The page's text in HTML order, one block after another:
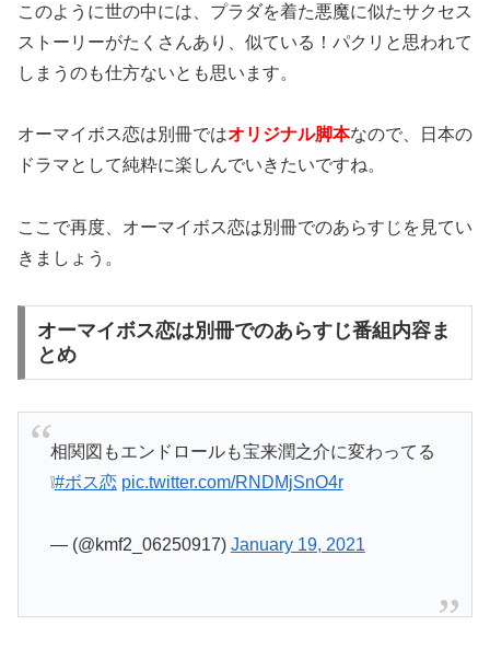
このように世の中には、プラダを着た悪魔に似たサクセス
ストーリーがたくさんあり、似ている！パクリと思われて
しまうのも仕方ないとも思います。
オーマイボス恋は別冊ではオリジナル脚本なので、日本の
ドラマとして純粋に楽しんでいきたいですね。
ここで再度、オーマイボス恋は別冊でのあらすじを見てい
きましょう。
オーマイボス恋は別冊でのあらすじ番組内容ま
とめ
相関図もエンドロールも宝来潤之介に変わってる
❕#ボス恋 pic.twitter.com/RNDMjSnO4r
— (@kmf2_06250917) January 19, 2021